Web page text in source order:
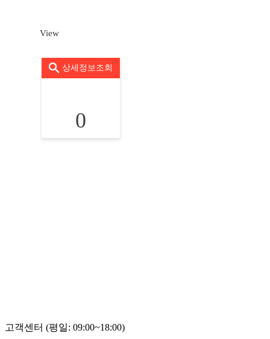
View
상세정보조회
0
고객센터 (평일: 09:00~18:00)